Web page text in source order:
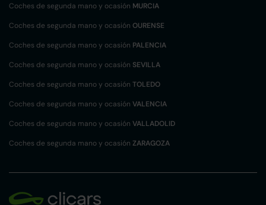
Coches de segunda mano y ocasión MURCIA
Coches de segunda mano y ocasión OURENSE
Coches de segunda mano y ocasión PALENCIA
Coches de segunda mano y ocasión SEVILLA
Coches de segunda mano y ocasión TOLEDO
Coches de segunda mano y ocasión VALENCIA
Coches de segunda mano y ocasión VALLADOLID
Coches de segunda mano y ocasión ZARAGOZA